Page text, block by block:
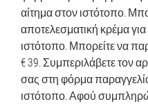
αίτημα στον ιστότοπο.
αποτελεσματική κρέμα
ιστότοπο. Μπορείτε να
€ 39. Συμπεριλάβετε τον
σας στη φόρμα
ιστότοπο. Αφού